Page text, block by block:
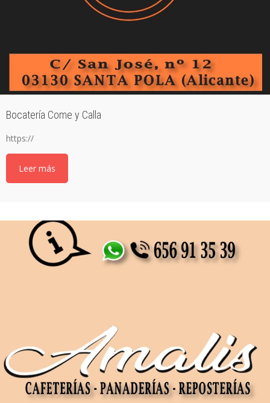
Bocatería Come y Calla
https://
Leer más